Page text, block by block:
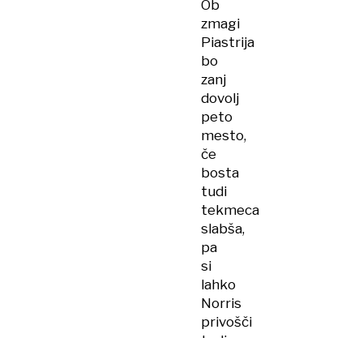
Ob
zmagi
Piastrija
bo
zanj
dovolj
peto
mesto,
če
bosta
tudi
tekmeca
slabša,
pa
si
lahko
Norris
privošči